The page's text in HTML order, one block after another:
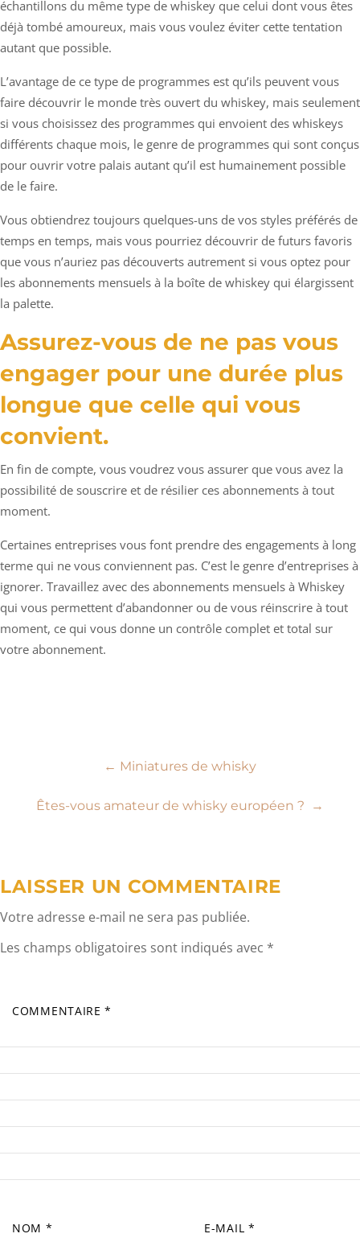
échantillons du même type de whiskey que celui dont vous êtes
déjà tombé amoureux, mais vous voulez éviter cette tentation
autant que possible.
L’avantage de ce type de programmes est qu’ils peuvent vous
faire découvrir le monde très ouvert du whiskey, mais seulement
si vous choisissez des programmes qui envoient des whiskeys
différents chaque mois, le genre de programmes qui sont conçus
pour ouvrir votre palais autant qu’il est humainement possible
de le faire.
Vous obtiendrez toujours quelques-uns de vos styles préférés de
temps en temps, mais vous pourriez découvrir de futurs favoris
que vous n’auriez pas découverts autrement si vous optez pour
les abonnements mensuels à la boîte de whiskey qui élargissent
la palette.
Assurez-vous de ne pas vous
engager pour une durée plus
longue que celle qui vous
convient.
En fin de compte, vous voudrez vous assurer que vous avez la
possibilité de souscrire et de résilier ces abonnements à tout
moment.
Certaines entreprises vous font prendre des engagements à long
terme qui ne vous conviennent pas. C’est le genre d’entreprises à
ignorer. Travaillez avec des abonnements mensuels à Whiskey
qui vous permettent d’abandonner ou de vous réinscrire à tout
moment, ce qui vous donne un contrôle complet et total sur
votre abonnement.
Navigation
← Miniatures de whisky
Êtes-vous amateur de whisky européen ? →
LAISSER UN COMMENTAIRE
Votre adresse e-mail ne sera pas publiée.
Les champs obligatoires sont indiqués avec *
COMMENTAIRE*
NOM * E-MAIL *